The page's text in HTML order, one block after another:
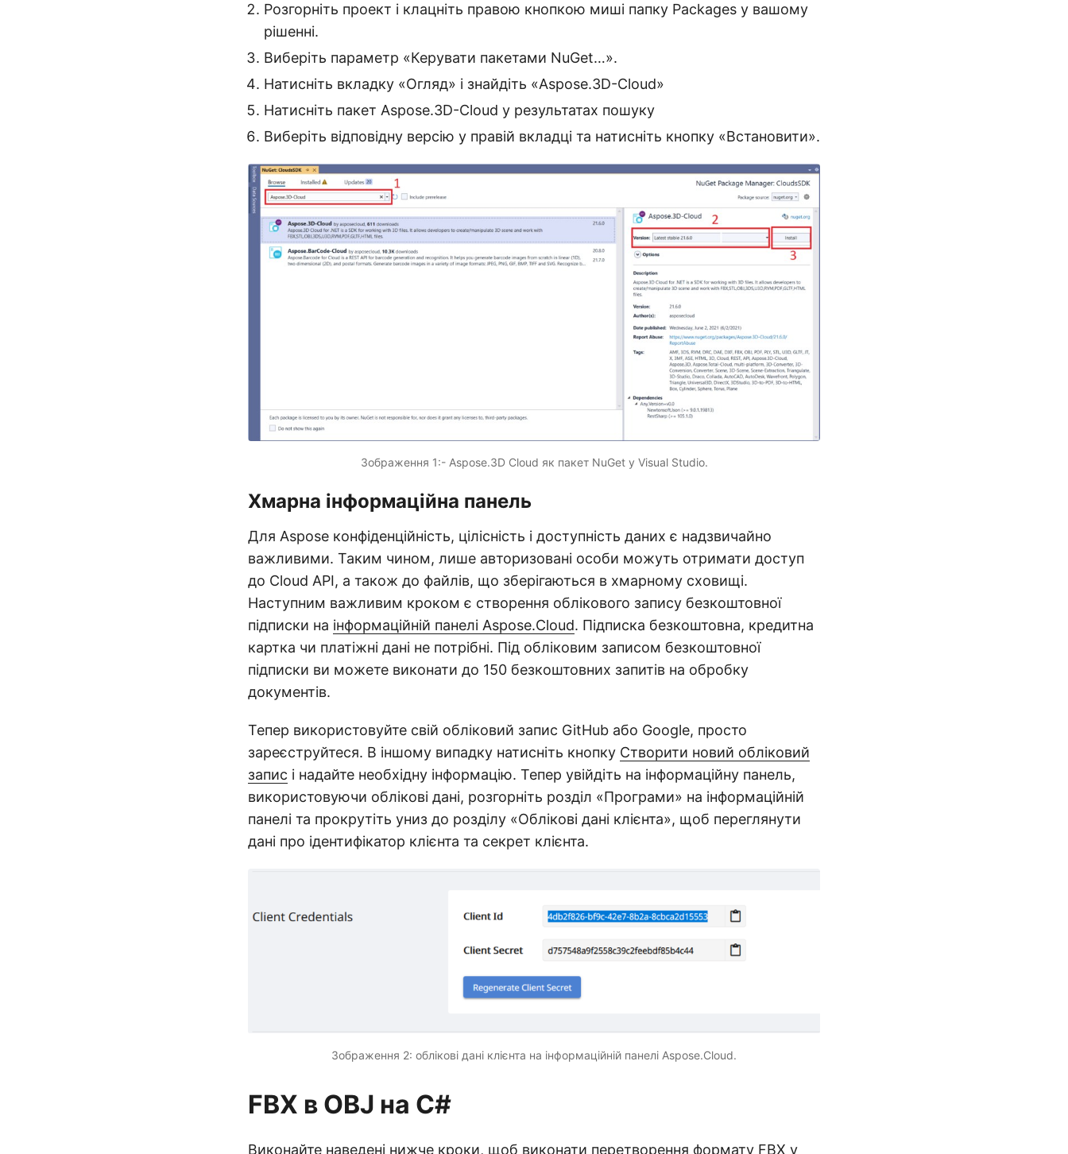
Розгорніть проект і клацніть правою кнопкою миші папку Packages у вашому
рішенні.
Виберіть параметр «Керувати пакетами NuGet…».
Натисніть вкладку «Огляд» і знайдіть «Aspose.3D-Cloud»
Натисніть пакет Aspose.3D-Cloud у результатах пошуку
Виберіть відповідну версію у правій вкладці та натисніть кнопку «Встановити».
Зображення 1:- Aspose.3D Cloud як пакет NuGet у Visual Studio.
Хмарна інформаційна панель
Для Aspose конфіденційність, цілісність і доступність даних є надзвичайно
важливими. Таким чином, лише авторизовані особи можуть отримати доступ
до Cloud API, а також до файлів, що зберігаються в хмарному сховищі.
Наступним важливим кроком є створення облікового запису безкоштовної
підписки на інформаційній панелі Aspose.Cloud. Підписка безкоштовна, кредитна
картка чи платіжні дані не потрібні. Під обліковим записом безкоштовної
підписки ви можете виконати до 150 безкоштовних запитів на обробку
документів.
Тепер використовуйте свій обліковий запис GitHub або Google, просто
зареєструйтеся. В іншому випадку натисніть кнопку Створити новий обліковий
запис і надайте необхідну інформацію. Тепер увійдіть на інформаційну панель,
використовуючи облікові дані, розгорніть розділ «Програми» на інформаційній
панелі та прокрутіть униз до розділу «Облікові дані клієнта», щоб переглянути
дані про ідентифікатор клієнта та секрет клієнта.
Зображення 2: облікові дані клієнта на інформаційній панелі Aspose.Cloud.
FBX в OBJ на C#
Виконайте наведені нижче кроки, щоб виконати перетворення формату FBX у